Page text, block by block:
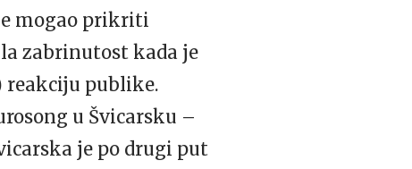
mogao prikriti
zabrinutost kada je
reakciju publike.
u Švicarsku –
je po drugi put